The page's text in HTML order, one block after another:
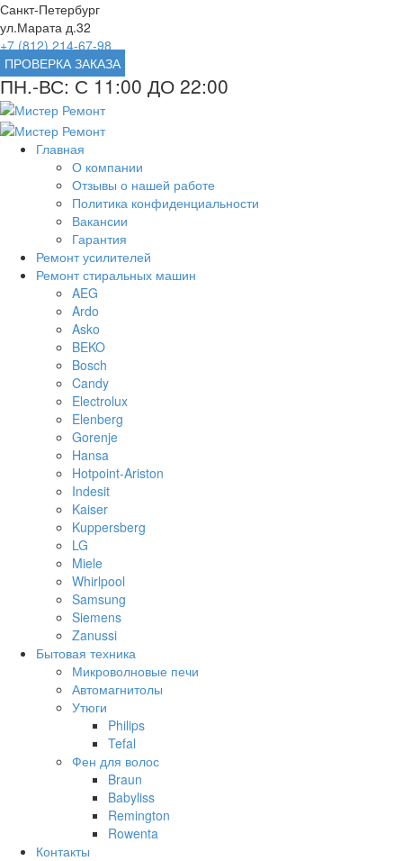
Санкт-Петербург
ул.Марата д.32
+7 (812) 214-67-98
ПРОВЕРКА ЗАКАЗА
ПН.-ВС: С 11:00 ДО 22:00
Главная
О компании
Отзывы о нашей работе
Политика конфиденциальности
Вакансии
Гарантия
Ремонт усилителей
Ремонт стиральных машин
AEG
Ardo
Asko
BEKO
Bosch
Candy
Electrolux
Elenberg
Gorenje
Hansa
Hotpoint-Ariston
Indesit
Kaiser
Kuppersberg
LG
Miele
Whirlpool
Samsung
Siemens
Zanussi
Бытовая техника
Микроволновые печи
Автомагнитолы
Утюги
Philips
Tefal
Фен для волос
Braun
Babyliss
Remington
Rowenta
Контакты